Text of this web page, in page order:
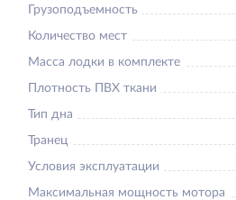
Грузоподъемность
Количество мест
Масса лодки в комплекте
Плотность ПВХ ткани
Тип дна
Транец
Условия эксплуатации
Максимальная мощность мотора